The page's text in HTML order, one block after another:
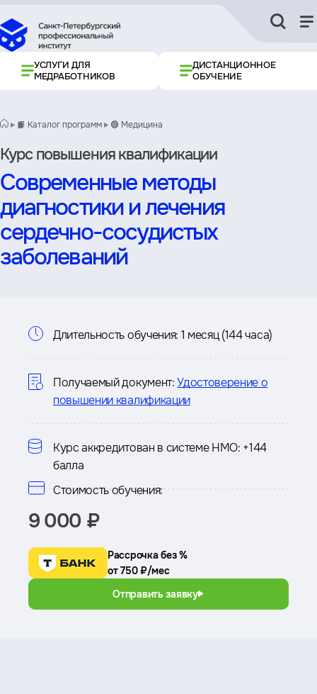
УСЛУГИ ДЛЯ
МЕДРАБОТНИКОВ
ДИСТАНЦИОННОЕ
ОБУЧЕНИЕ
📙 Каталог программ 🟢 Медицина
Курс повышения квалификации
Современные методы
диагностики и лечения
сердечно-сосудистых
заболеваний
Информация
о
курсе
Длительность обучения: 1 месяц (144 часа)
Получаемый документ: Удостоверение о
повышении квалификации
Курс аккредитован в системе НМО: +144
балла
Стоимость обучения:
9 000 ₽
Рассрочка без %
от 750 ₽/мес
Отправить заявку